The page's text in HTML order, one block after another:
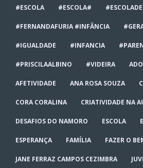
#ESCOLA #ESCOLA#
#FERNANDAFURIA #INFÂNCIA
#IGUALDADE #INFANCIA
#PRISCILAALBINO #VIDEIRA
AFETIVIDADE ANA ROSA SOUZA
CORA CORALINA CRIATIVIDADE NA
DESAFIOS DO NAMORO ESCOLA
ESPERANÇA FAMÍLIA FAZER O
JANE FERRAZ CAMPOS CEZIMBRA